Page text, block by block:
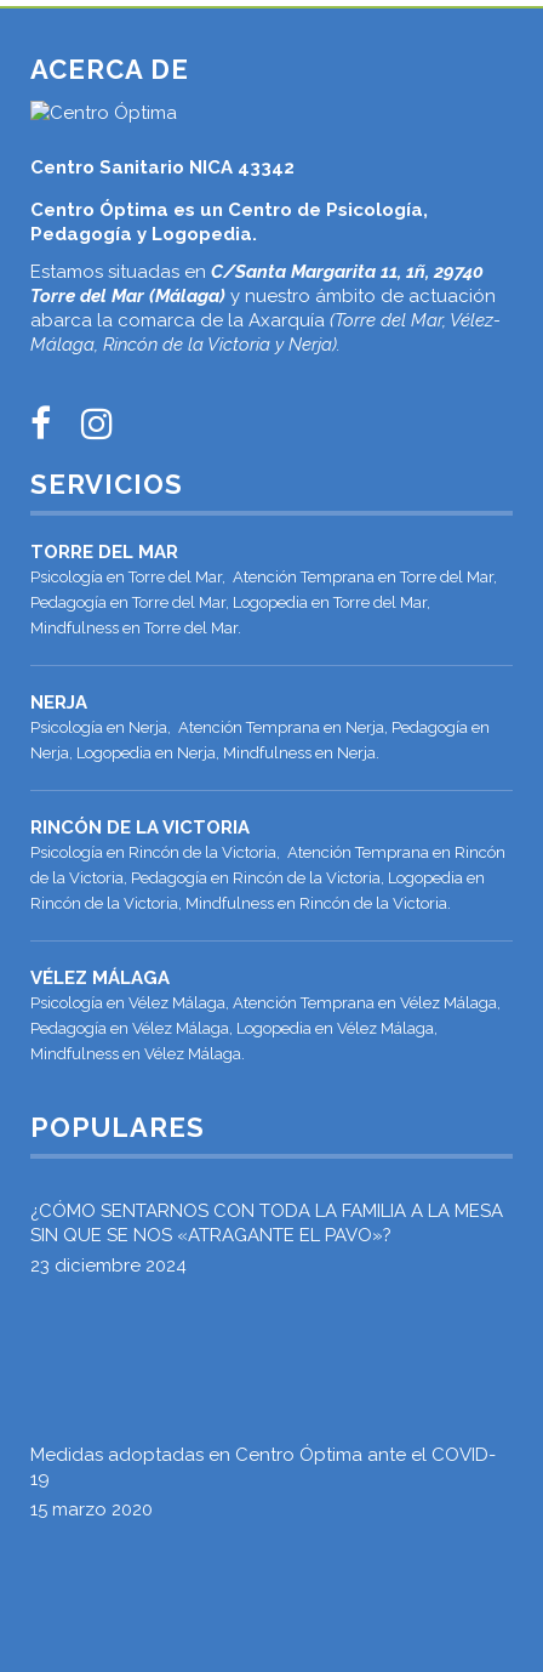
ACERCA DE
Centro Sanitario NICA 43342
Centro Óptima es un Centro de Psicología,
Pedagogía y Logopedia.
Estamos situadas en C/Santa Margarita 11, 1ñ, 29740
Torre del Mar (Málaga) y nuestro ámbito de actuación
abarca la comarca de la Axarquía (Torre del Mar, Vélez-
Málaga, Rincón de la Victoria y Nerja).
SERVICIOS
TORRE DEL MAR
Psicología en Torre del Mar, Atención Temprana en Torre del Mar,
Pedagogía en Torre del Mar, Logopedia en Torre del Mar,
Mindfulness en Torre del Mar.
NERJA
Psicología en Nerja, Atención Temprana en Nerja, Pedagogía en
Nerja, Logopedia en Nerja, Mindfulness en Nerja.
RINCÓN DE LA VICTORIA
Psicología en Rincón de la Victoria, Atención Temprana en Rincón
de la Victoria, Pedagogía en Rincón de la Victoria, Logopedia en
Rincón de la Victoria, Mindfulness en Rincón de la Victoria.
VÉLEZ MÁLAGA
Psicología en Vélez Málaga, Atención Temprana en Vélez Málaga,
Pedagogía en Vélez Málaga, Logopedia en Vélez Málaga,
Mindfulness en Vélez Málaga.
POPULARES
¿CÓMO SENTARNOS CON TODA LA FAMILIA A LA MESA
SIN QUE SE NOS «ATRAGANTE EL PAVO»?
23 diciembre 2024
Medidas adoptadas en Centro Óptima ante el COVID-
19
15 marzo 2020